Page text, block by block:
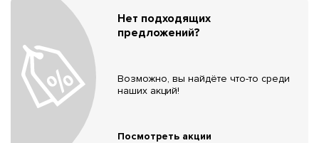
Нет подходящих
предложений?
Возможно, вы найдёте что-то среди
наших акций!
Посмотреть акции